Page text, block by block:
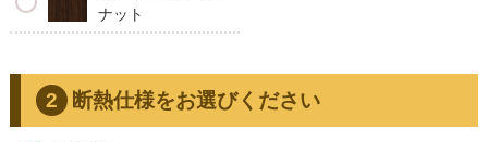
ナット
断熱仕様をお選びください